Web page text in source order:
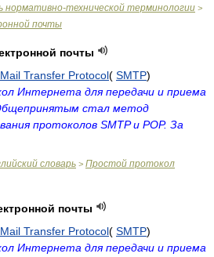
нормативно-технической терминологии >
почты
почты
Transfer Protocol( SMTP)
Интернета для передачи и приема
стал метод
протоколов SMTP и POP. За
словарь > Простой протокол
почты
Transfer Protocol( SMTP)
Интернета для передачи и приема